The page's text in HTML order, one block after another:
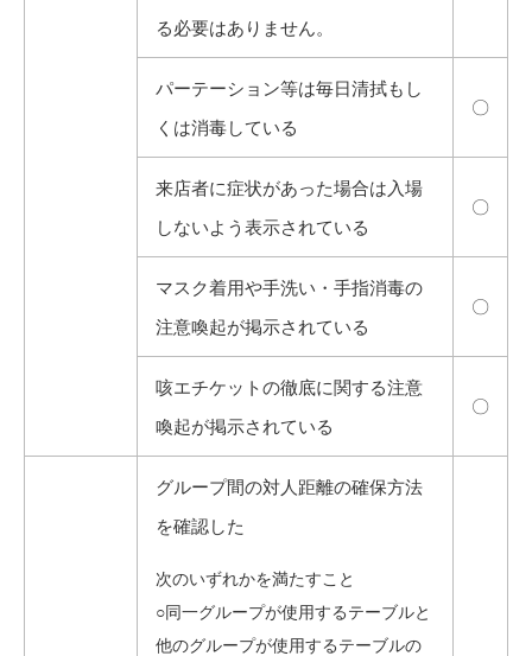
る必要はありません。
パーテーション等は毎日清拭もし
くは消毒している
〇
来店者に症状があった場合は入場
しないよう表示されている
〇
マスク着用や手洗い・手指消毒の
注意喚起が掲示されている
〇
咳エチケットの徹底に関する注意
喚起が掲示されている
〇
グループ間の対人距離の確保方法
を確認した
次のいずれかを満たすこと
○同一グループが使用するテーブルと
他のグループが使用するテーブルの